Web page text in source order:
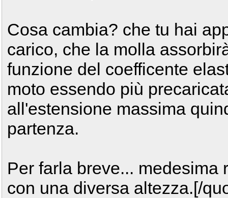
Cosa cambia? che tu hai
carico, che la molla
funzione del coefficente
moto essendo più
all'estensione massima
partenza.
Per farla breve...
con una diversa altezza.[/